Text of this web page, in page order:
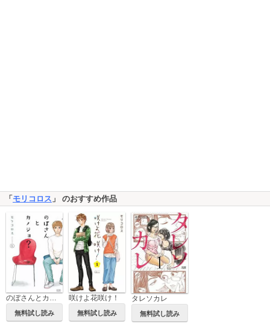
「モリコロス 」 のおすすめ作品
のぼさんとカノジョ？
無料試し読み
咲けよ花咲け！
無料試し読み
タレソカレ
無料試し読み